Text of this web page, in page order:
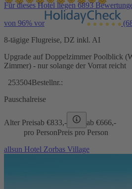
Für dieses Hotel liegen 6893
von 96% vor
8-tägige Flugreise, DZ inkl. AI
Upgrade auf Doppelzimmer Poolblick
Zimmer) - nur solange der Vorrat reicht
253504Bestellnr.:
Pauschalreise
Alter Preisab €833,- ab €666,-
pro PersonPreis pro Person
allsun Hotel Zorbas Village